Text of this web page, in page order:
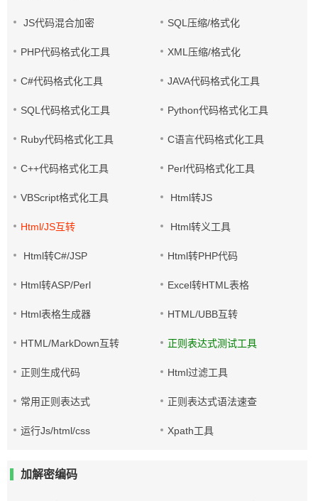
JS代码混合加密 SQL压缩/格式化
PHP代码格式化工具 XML压缩/格式化
C#代码格式化工具 JAVA代码格式化工具
SQL代码格式化工具 Python代码格式化工具
Ruby代码格式化工具 C语言代码格式化工具
C++代码格式化工具 Perl代码格式化工具
VBScript格式化工具 Html转JS
Html/JS互转 Html转义工具
Html转C#/JSP Html转PHP代码
Html转ASP/Perl Excel转HTML表格
Html表格生成器 HTML/UBB互转
HTML/MarkDown互转 正则表达式测试工具
正则生成代码 Html过滤工具
常用正则表达式 正则表达式语法速查
运行Js/html/css Xpath工具
加解密编码